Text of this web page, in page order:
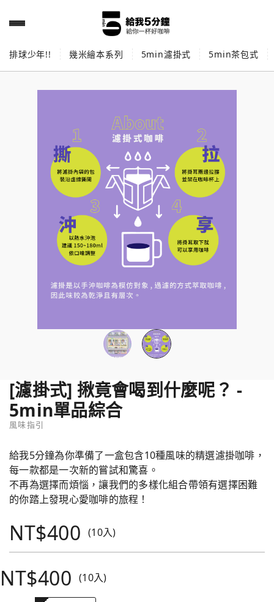
排球少年!! 幾米繪本系列 5min濾掛式 5min茶包式
[濾掛式] 揪竟會喝到什麼呢？ -
5min單品綜合
風味指引
給我5分鐘為你準備了一盒包含10種風味的精選濾掛咖啡，
每一款都是一次新的嘗試和驚喜。
不再為選擇而煩惱，讓我們的多樣化組合帶領有選擇困難
的你踏上發現心愛咖啡的旅程！
NT$400 (10入)
NT$400 (10入)